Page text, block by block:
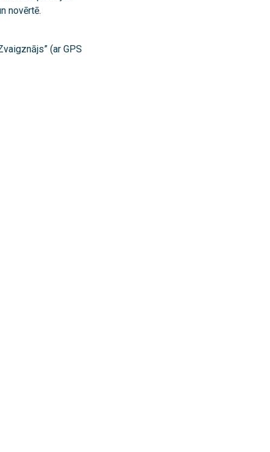
novērtē.
(ar GPS